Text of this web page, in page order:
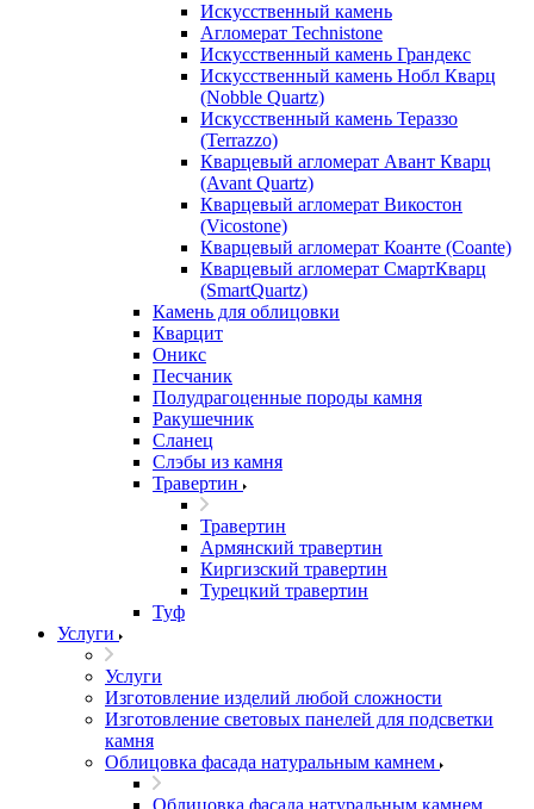
Искусственный камень
Агломерат Technistone
Искусственный камень Грандекс
Искусственный камень Нобл Кварц
(Nobble Quartz)
Искусственный камень Тераззо
(Terrazzo)
Кварцевый агломерат Авант Кварц
(Avant Quartz)
Кварцевый агломерат Викостон
(Vicostone)
Кварцевый агломерат Коанте (Coante)
Кварцевый агломерат СмартКварц
(SmartQuartz)
Камень для облицовки
Кварцит
Оникс
Песчаник
Полудрагоценные породы камня
Ракушечник
Сланец
Слэбы из камня
Травертин
Травертин
Армянский травертин
Киргизский травертин
Турецкий травертин
Туф
Услуги
Услуги
Изготовление изделий любой сложности
Изготовление световых панелей для подсветки
камня
Облицовка фасада натуральным камнем
Облицовка фасада натуральным камнем